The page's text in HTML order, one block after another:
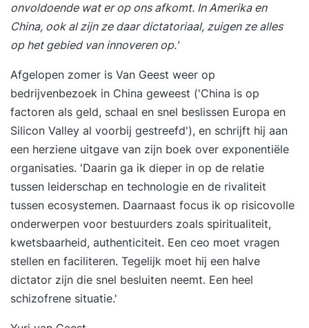
onvoldoende wat er op ons afkomt. In Amerika en
China, ook al zijn ze daar dictatoriaal, zuigen ze alles
op het gebied van innoveren op.'
Afgelopen zomer is Van Geest weer op
bedrijvenbezoek in China geweest ('China is op
factoren als geld, schaal en snel beslissen Europa en
Silicon Valley al voorbij gestreefd'), en schrijft hij aan
een herziene uitgave van zijn boek over exponentiële
organisaties. 'Daarin ga ik dieper in op de relatie
tussen leiderschap en technologie en de rivaliteit
tussen ecosystemen. Daarnaast focus ik op risicovolle
onderwerpen voor bestuurders zoals spiritualiteit,
kwetsbaarheid, authenticiteit. Een ceo moet vragen
stellen en faciliteren. Tegelijk moet hij een halve
dictator zijn die snel besluiten neemt. Een heel
schizofrene situatie.'